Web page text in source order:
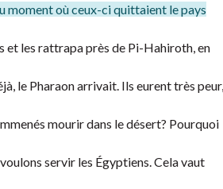
moment où ceux-ci quittaient le pays
et les rattrapa près de Pi-Hahiroth, en
le Pharaon arrivait. Ils eurent très peur,
mourir dans le désert? Pourquoi
servir les Égyptiens. Cela vaut